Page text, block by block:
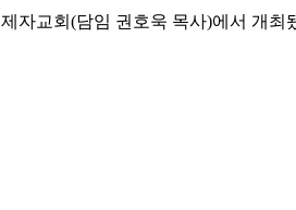
교회(담임 권호욱 목사)에서 개최